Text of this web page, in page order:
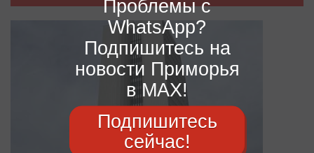
Проблемы с
WhatsApp?
Подпишитесь на
новости Приморья
в MAX!
Подпишитесь
сейчас!